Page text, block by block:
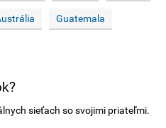
Guatemala
sieťach so svojimi priateľmi.